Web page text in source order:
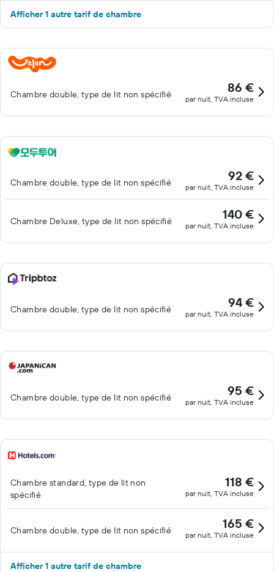
Afficher 1 autre tarif de chambre
Chambre double, type de lit non spécifié 86 €
par nuit, TVA incluse
Chambre double, type de lit non spécifié 92 €
par nuit, TVA incluse
Chambre Deluxe, type de lit non spécifié 140 €
par nuit, TVA incluse
Chambre double, type de lit non spécifié 94 €
par nuit, TVA incluse
Chambre double, type de lit non spécifié 95 €
par nuit, TVA incluse
Chambre standard, type de lit non
spécifié
118 €
par nuit, TVA incluse
Chambre double, type de lit non spécifié 165 €
par nuit, TVA incluse
Afficher 1 autre tarif de chambre